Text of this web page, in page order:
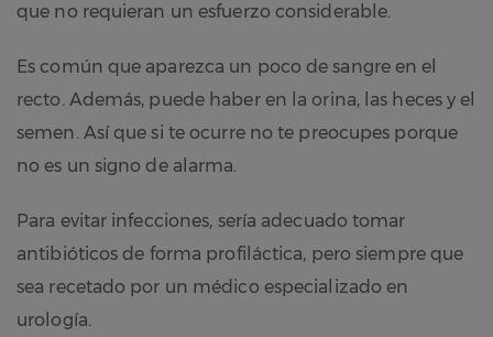
que no requieran un esfuerzo considerable.
Es común que aparezca un poco de sangre en el
recto. Además, puede haber en la orina, las heces y el
semen. Así que si te ocurre no te preocupes porque
no es un signo de alarma.
Para evitar infecciones, sería adecuado tomar
antibióticos de forma profiláctica, pero siempre que
sea recetado por un médico especializado en
urología.